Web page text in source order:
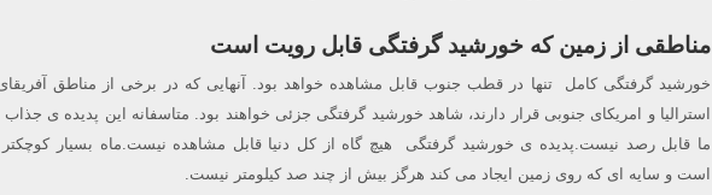
مناطقی از زمین که خورشید گرفتگی قابل رویت است
خورشید گرفتگی کامل تنها در قطب جنوب قابل مشاهده خواهد بود. آنهایی که در برخی از مناطق
استرالیا و امریکای جنوبی قرار دارند، شاهد خورشید گرفتگی جزئی خواهند بود. متاسفانه این پدیده ی
ما قابل رصد نیست.پدیده ی خورشید گرفتگی هیچ گاه از کل دنیا قابل مشاهده نیست.ماه بسیار کوچکتر
است و سایه ای که روی زمین ایجاد می کند هرگز بیش از چند صد کیلومتر نیست.